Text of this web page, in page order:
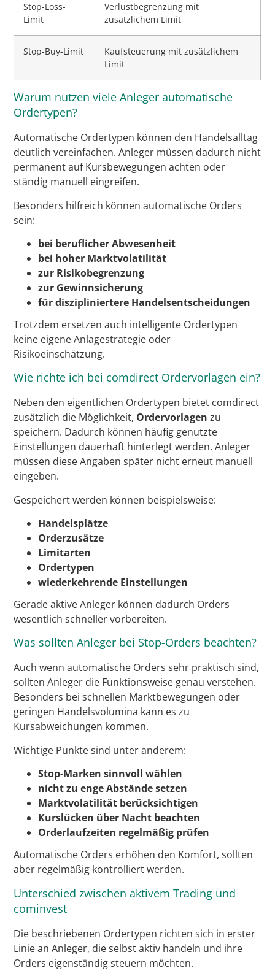
Stop-Loss-
Limit
Verlustbegrenzung mit
zusätzlichem Limit
Stop-Buy-Limit
Kaufsteuerung mit zusätzlichem
Limit
Warum nutzen viele Anleger automatische
Ordertypen?
Automatische Ordertypen können den Handelsalltag
deutlich vereinfachen. Anleger müssen dadurch nicht
permanent auf Kursbewegungen achten oder
ständig manuell eingreifen.
Besonders hilfreich können automatische Orders
sein:
bei beruflicher Abwesenheit
bei hoher Marktvolatilität
zur Risikobegrenzung
zur Gewinnsicherung
für diszipliniertere Handelsentscheidungen
Trotzdem ersetzen auch intelligente Ordertypen
keine eigene Anlagestrategie oder
Risikoeinschätzung.
Wie richte ich bei comdirect Ordervorlagen ein?
Neben den eigentlichen Ordertypen bietet comdirect
zusätzlich die Möglichkeit, Ordervorlagen zu
speichern. Dadurch können häufig genutzte
Einstellungen dauerhaft hinterlegt werden. Anleger
müssen diese Angaben später nicht erneut manuell
eingeben.
Gespeichert werden können beispielsweise:
Handelsplätze
Orderzusätze
Limitarten
Ordertypen
wiederkehrende Einstellungen
Gerade aktive Anleger können dadurch Orders
wesentlich schneller vorbereiten.
Was sollten Anleger bei Stop-Orders beachten?
Auch wenn automatische Orders sehr praktisch sind,
sollten Anleger die Funktionsweise genau verstehen.
Besonders bei schnellen Marktbewegungen oder
geringen Handelsvolumina kann es zu
Kursabweichungen kommen.
Wichtige Punkte sind unter anderem:
Stop-Marken sinnvoll wählen
nicht zu enge Abstände setzen
Marktvolatilität berücksichtigen
Kurslücken über Nacht beachten
Orderlaufzeiten regelmäßig prüfen
Automatische Orders erhöhen den Komfort, sollten
aber regelmäßig kontrolliert werden.
Unterschied zwischen aktivem Trading und
cominvest
Die beschriebenen Ordertypen richten sich in erster
Linie an Anleger, die selbst aktiv handeln und ihre
Orders eigenständig steuern möchten.